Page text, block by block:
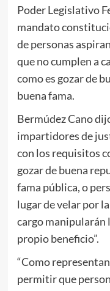
Poder Legislativo
mandato
de personas
que no cumplen a
como es gozar de
buena fama.
Bermúdez Cano
impartidores de
con los requisitos
gozar de buena
fama pública, o
lugar de velar por
cargo manipularán
propio beneficio”.
“Como
permitir que